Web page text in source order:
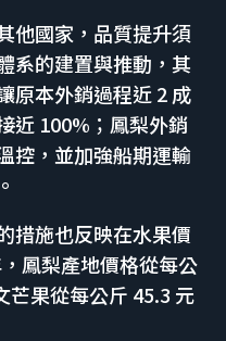
他國家，品質提升須
系的建置與推動，其
原本外銷過程近 2 成
近 100%；鳳梨外銷
控，並加強船期運輸
措施也反映在水果價
鳳梨產地價格從每公
芒果從每公斤 45.3 元